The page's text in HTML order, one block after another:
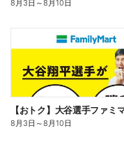
8月3日 ～8月10日
8月3日 ～8月10日